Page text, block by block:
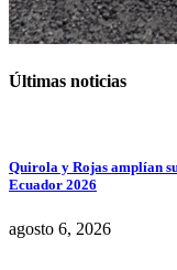
Últimas noticias
Quirola y Rojas amplían
Ecuador 2026
agosto 6, 2026